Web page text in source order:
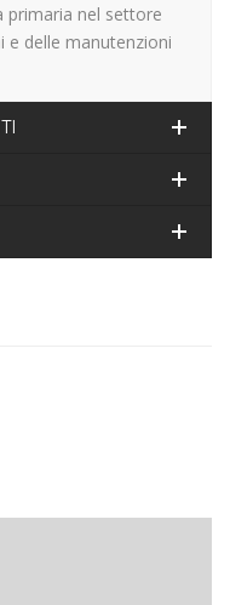
primaria nel settore
e delle manutenzioni